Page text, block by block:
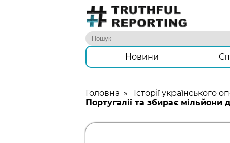
Новини
Головна » Історії українського
Португалії та збирає мільйони